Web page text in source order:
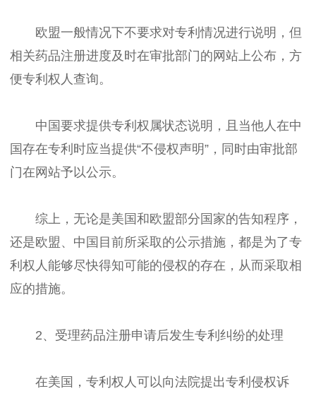
欧盟一般情况下不要求对专利情况进行说明，但
相关药品注册进度及时在审批部门的网站上公布，方
便专利权人查询。
中国要求提供专利权属状态说明，且当他人在中
国存在专利时应当提供“不侵权声明”，同时由审批部
门在网站予以公示。
综上，无论是美国和欧盟部分国家的告知程序，
还是欧盟、中国目前所采取的公示措施，都是为了专
利权人能够尽快得知可能的侵权的存在，从而采取相
应的措施。
2、受理药品注册申请后发生专利纠纷的处理
在美国，专利权人可以向法院提出专利侵权诉